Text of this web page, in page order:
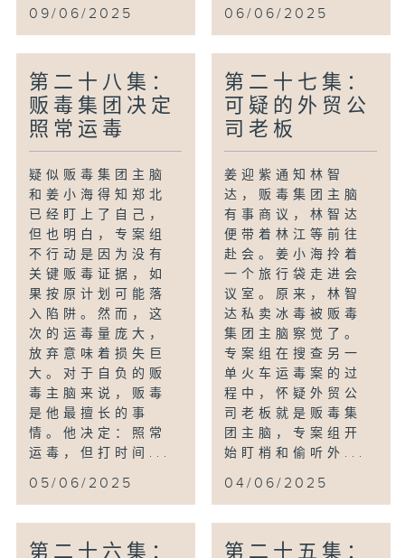
09/06/2025 06/06/2025
第二十八集：
贩毒集团决定
照常运毒
疑似贩毒集团主脑
和姜小海得知郑北
已经盯上了自己，
但也明白，专案组
不行动是因为没有
关键贩毒证据，如
果按原计划可能落
入陷阱。然而，这
次的运毒量庞大，
放弃意味着损失巨
大。对于自负的贩
毒主脑来说，贩毒
是他最擅长的事
情。他决定：照常
运毒，但打时间...
05/06/2025
第二十七集：
可疑的外贸公
司老板
姜迎紫通知林智
达，贩毒集团主脑
有事商议，林智达
便带着林江等前往
赴会。姜小海拎着
一个旅行袋走进会
议室。原来，林智
达私卖冰毒被贩毒
集团主脑察觉了。
专案组在搜查另一
单火车运毒案的过
程中，怀疑外贸公
司老板就是贩毒集
团主脑，专案组开
始盯梢和偷听外...
04/06/2025
第二十六集： 第二十五集：